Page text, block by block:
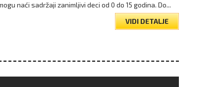
naći sadržaji zanimljivi deci od 0 do 15 godina. Do...
VIDI DETALJE